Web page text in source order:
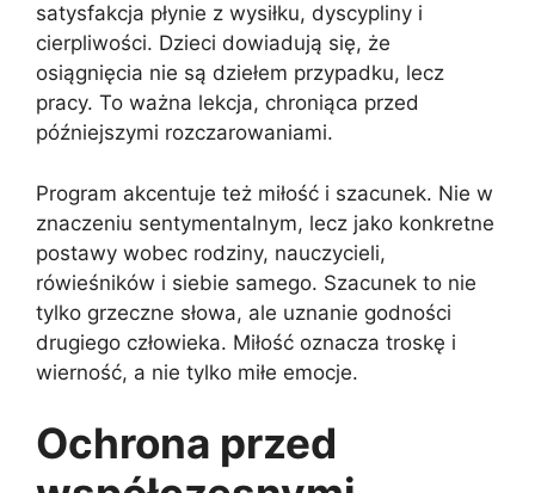
satysfakcja płynie z wysiłku, dyscypliny i
cierpliwości. Dzieci dowiadują się, że
osiągnięcia nie są dziełem przypadku, lecz
pracy. To ważna lekcja, chroniąca przed
późniejszymi rozczarowaniami.
Program akcentuje też miłość i szacunek. Nie w
znaczeniu sentymentalnym, lecz jako konkretne
postawy wobec rodziny, nauczycieli,
rówieśników i siebie samego. Szacunek to nie
tylko grzeczne słowa, ale uznanie godności
drugiego człowieka. Miłość oznacza troskę i
wierność, a nie tylko miłe emocje.
Ochrona przed